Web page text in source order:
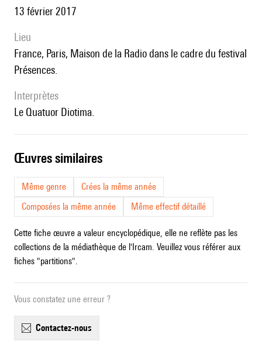
13 février 2017
lieu
France, Paris, Maison de la Radio dans le cadre du festival
Présences.
interprètes
le Quatuor Diotima.
œuvres similaires
Même genre
Crées la même année
Composées la même année
Même effectif détaillé
Cette fiche œuvre a valeur encyclopédique, elle ne reflète pas les
collections de la médiathèque de l'Ircam. Veuillez vous référer aux
fiches "partitions".
Vous constatez une erreur ?
contactez-nous